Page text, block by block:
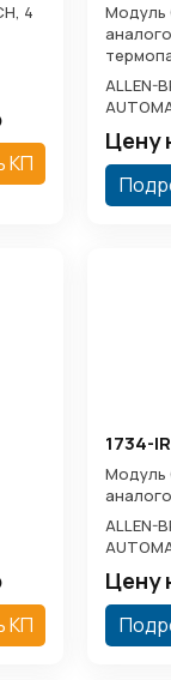
4
КП
Модуль
ALLEN-
Цену
КП
1734-
Модуль
ALLEN-
Цену